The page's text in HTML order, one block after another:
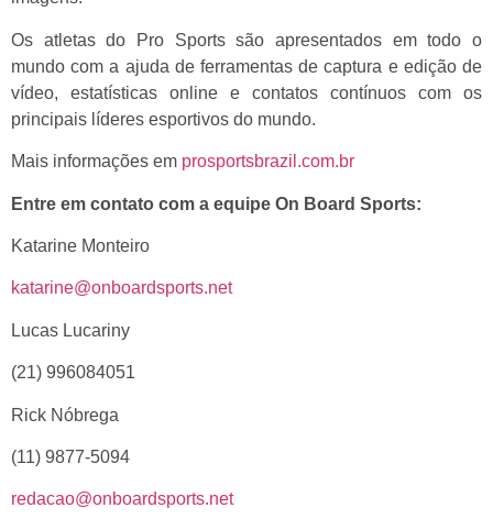
Os atletas do Pro Sports são apresentados em todo o
mundo com a ajuda de ferramentas de captura e edição de
vídeo, estatísticas online e contatos contínuos com os
principais líderes esportivos do mundo.
Mais informações em prosportsbrazil.com.br
Entre em contato com a equipe On Board Sports:
Katarine Monteiro
katarine@onboardsports.net
Lucas Lucariny
(21) 996084051
Rick Nóbrega
(11) 9877-5094
redacao@onboardsports.net